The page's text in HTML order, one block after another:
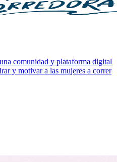
comunidad y plataforma digital
y motivar a las mujeres a correr